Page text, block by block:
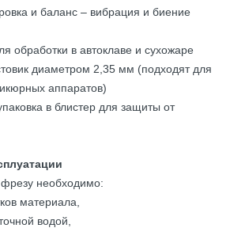
и баланс – вибрация и биение
обработки в автоклаве и сухожаре
диаметром 2,35 мм (подходят для
аппаратов)
в блистер для защиты от
необходимо:
материала,
водой,